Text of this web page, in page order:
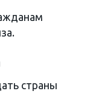
страны